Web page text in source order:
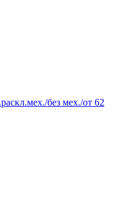
без мех./от 62